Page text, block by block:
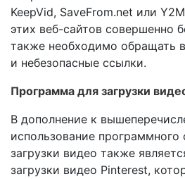
KeepVid, SaveFrom.net или
этих веб-сайтов совершенно
также необходимо обращать
и небезопасные ссылки.
Программа для загрузки
В дополнение к
использование программного
загрузки видео также
загрузки видео Pinterest,